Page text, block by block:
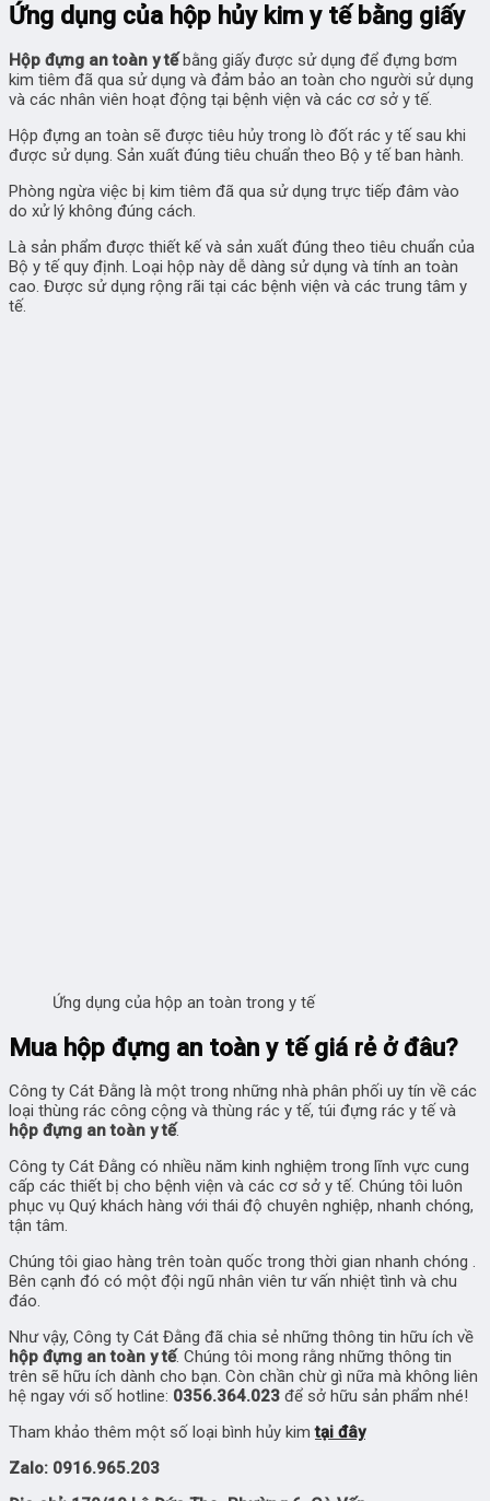
Ứng dụng của hộp hủy kim y tế bằng giấy
Hộp đựng an toàn y tếbằng giấy được sử dụng để đựng bơm
kim tiêm đã qua sử dụng và đảm bảo an toàn cho người sử dụng
và các nhân viên hoạt động tại bệnh viện và các cơ sở y tế.
Hộp đựng an toàn sẽ được tiêu hủy trong lò đốt rác y tế sau khi
được sử dụng. Sản xuất đúng tiêu chuẩn theo Bộ y tế ban hành.
Phòng ngừa việc bị kim tiêm đã qua sử dụng trực tiếp đâm vào
do xử lý không đúng cách.
Là sản phẩm được thiết kế và sản xuất đúng theo tiêu chuẩn của
Bộ y tế quy định. Loại hộp này dễ dàng sử dụng và tính an toàn
cao. Được sử dụng rộng rãi tại các bệnh viện và các trung tâm y
tế.
Ứng dụng của hộp an toàn trong y tế
Mua hộp đựng an toàn y tế giá rẻ ở đâu?
Công ty Cát Đằng là một trong những nhà phân phối uy tín về các
loại thùng rác công cộng và thùng rác y tế, túi đựng rác y tế và
hộp đựng an toàn y tế.
Công ty Cát Đằng có nhiều năm kinh nghiệm trong lĩnh vực cung
cấp các thiết bị cho bệnh viện và các cơ sở y tế. Chúng tôi luôn
phục vụ Quý khách hàng với thái độ chuyên nghiệp, nhanh chóng,
tận tâm.
Chúng tôi giao hàng trên toàn quốc trong thời gian nhanh chóng .
Bên cạnh đó có một đội ngũ nhân viên tư vấn nhiệt tình và chu
đáo.
Như vậy, Công ty Cát Đằng đã chia sẻ những thông tin hữu ích về
hộp đựng an toàn y tế. Chúng tôi mong rằng những thông tin
trên sẽ hữu ích dành cho bạn. Còn chần chừ gì nữa mà không liên
hệ ngay với số hotline: 0356.364.023 để sở hữu sản phẩm nhé!
Tham khảo thêm một số loại bình hủy kimtại đây
Zalo: 0916.965.203